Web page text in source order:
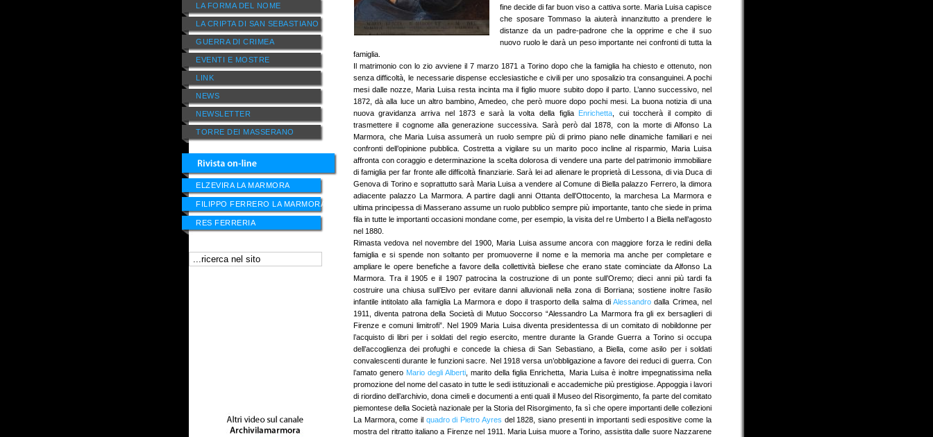
LA FORMA DEL NOME
LA CRIPTA DI SAN SEBASTIANO
GUERRA DI CRIMEA
EVENTI E MOSTRE
LINK
NEWS
NEWSLETTER
TORRE DEI MASSERANO
ELZEVIRA LA MARMORA
FILIPPO FERRERO LA MARMORA
RES FERRERIA
fine decide di far buon viso a cattiva sorte. Maria Luisa capisce
che sposare Tommaso la aiuterà innanzitutto a prendere le
distanze da un padre-padrone che la opprime e che il suo
nuovo ruolo le darà un peso importante nei confronti di tutta la
famiglia.
Il matrimonio con lo zio avviene il 7 marzo 1871 a Torino dopo che la famiglia ha chiesto e ottenuto, non
senza difficoltà, le necessarie dispense ecclesiastiche e civili per uno sposalizio tra consanguinei. A pochi
mesi dalle nozze, Maria Luisa resta incinta ma il figlio muore subito dopo il parto. L’anno successivo, nel
1872, dà alla luce un altro bambino, Amedeo, che però muore dopo pochi mesi. La buona notizia di una
nuova gravidanza arriva nel 1873 e sarà la volta della figlia Enrichetta , cui toccherà il compito di
trasmettere il cognome alla generazione successiva. Sarà però dal 1878, con la morte di Alfonso La
Marmora, che Maria Luisa assumerà un ruolo sempre più di primo piano nelle dinamiche familiari e nei
confronti dell’opinione pubblica. Costretta a vigilare su un marito poco incline al risparmio, Maria Luisa
affronta con coraggio e determinazione la scelta dolorosa di vendere una parte del patrimonio immobiliare
di famiglia per far fronte alle difficoltà finanziarie. Sarà lei ad alienare le proprietà di Lessona, di via Duca di
Genova di Torino e soprattutto sarà Maria Luisa a vendere al Comune di Biella palazzo Ferrero, la dimora
adiacente palazzo La Marmora. A partire dagli anni Ottanta dell’Ottocento, la marchesa La Marmora e
ultima principessa di Masserano assume un ruolo pubblico sempre più importante, tanto che siede in prima
fila in tutte le importanti occasioni mondane come, per esempio, la visita del re Umberto I a Biella nell’agosto
nel 1880.
Rimasta vedova nel novembre del 1900, Maria Luisa assume ancora con maggiore forza le redini della
famiglia e si spende non soltanto per promuoverne il nome e la memoria ma anche per completare e
ampliare le opere benefiche a favore della collettività biellese che erano state cominciate da Alfonso La
Marmora. Tra il 1905 e il 1907 patrocina la costruzione di un ponte sull’Oremo; dieci anni più tardi fa
costruire una chiusa sull’Elvo per evitare danni alluvionali nella zona di Borriana; sostiene inoltre l’asilo
infantile intitolato alla famiglia La Marmora e dopo il trasporto della salma diAlessandro dalla Crimea, nel
1911, diventa patrona della Società di Mutuo Soccorso “Alessandro La Marmora fra gli ex bersaglieri di
Firenze e comuni limitrofi”. Nel 1909 Maria Luisa diventa presidentessa di un comitato di nobildonne per
l’acquisto di libri per i soldati del regio esercito, mentre durante la Grande Guerra a Torino si occupa
dell’accoglienza dei profughi e concede la chiesa di San Sebastiano, a Biella, come asilo per i soldati
convalescenti durante le funzioni sacre. Nel 1918 versa un’obbligazione a favore dei reduci di guerra. Con
l’amato genero Mario degli Alberti , marito della figlia Enrichetta, Maria Luisa è inoltre impegnatissima nella
promozione del nome del casato in tutte le sedi istituzionali e accademiche più prestigiose. Appoggia i lavori
di riordino dell’archivio, dona cimeli e documenti a enti quali il Museo del Risorgimento, fa parte del comitato
piemontese della Società nazionale per la Storia del Risorgimento, fa sì che opere importanti delle collezioni
La Marmora, come il quadro di Pietro Ayres del 1828, siano presenti in importanti sedi espositive come la
mostra del ritratto italiano a Firenze nel 1911. Maria Luisa muore a Torino, assistita dalle suore Nazzarene